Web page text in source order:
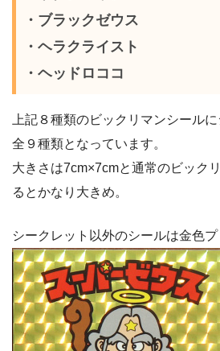
・ブラックゼウス
・ヘラクライスト
・ヘッドロココ
上記８種類のビックリマンシール
全９種類となっています。
大きさは7cm×7cmと通常のビック
るとかなり大きめ。
シークレット以外のシールは金色プ